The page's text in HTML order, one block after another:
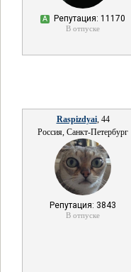
А Репутация: 11170
В отпуске
Raspizdyai, 44
Россия, Санкт-Петербург
Репутация: 3843
В отпуске